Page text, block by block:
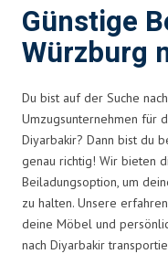
Günstige
Würzburg
Du bist auf der Suche
Umzugsunternehmen für
Diyarbakir? Dann bist du
genau richtig! Wir bieten
Beiladungsoption, um
zu halten. Unsere
deine Möbel und
nach Diyarbakir